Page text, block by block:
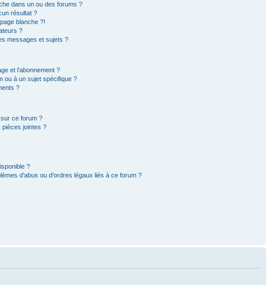
dans un ou des forums ?
résultat ?
blanche ?!
?
messages et sujets ?
et l’abonnement ?
ou à un sujet spécifique ?
?
ce forum ?
pièces jointes ?
?
d’abus ou d’ordres légaux liés à ce forum ?